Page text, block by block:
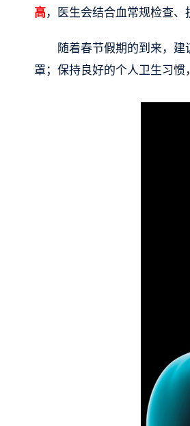
高，医生会结合血常规检查、
随着春节假期的到来，
罩；保持良好的个人卫生习惯